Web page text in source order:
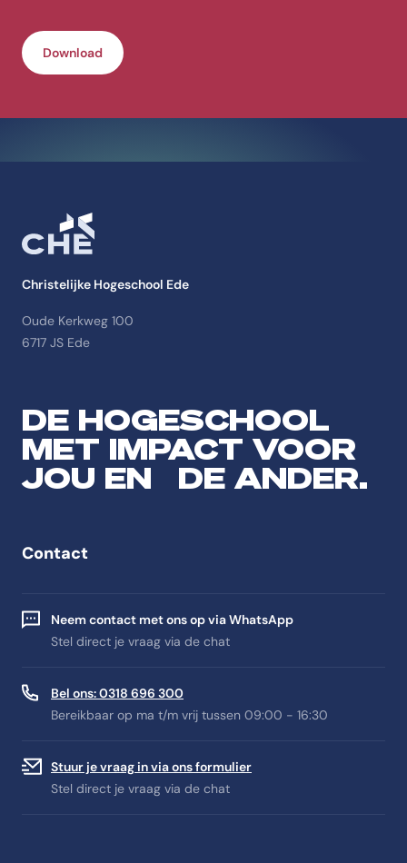
Download
Christelijke Hogeschool Ede
Oude Kerkweg 100
6717 JS Ede
DE HOGESCHOOL
MET IMPACT VOOR
JOU EN DE ANDER.
Contact
Neem contact met ons op via WhatsApp
Stel direct je vraag via de chat
Bel ons: 0318 696 300
Bereikbaar op ma t/m vrij tussen 09:00 - 16:30
Stuur je vraag in via ons formulier
Stel direct je vraag via de chat